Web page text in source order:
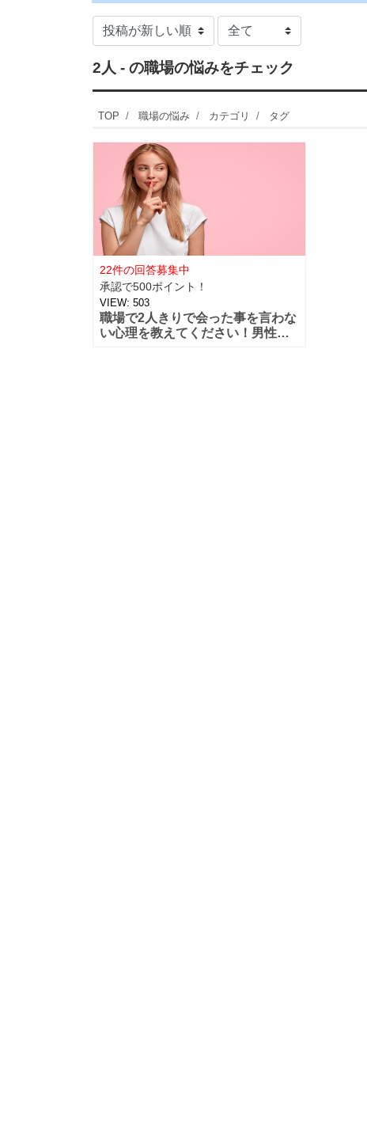
2人 - の職場の悩みをチェック
TOP 職場の悩み カテゴリ タグ
22件の回答募集中
承認で500ポイント！
VIEW: 503
職場で2人きりで会った事を言わな
い心理を教えてください！男性で